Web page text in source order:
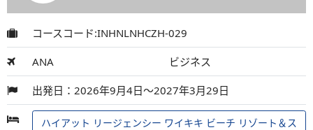
コースコード:INHNLNHCZH-029
ANA ビジネス
出発日：2026年9月4日～2027年3月29日
ハイアット リージェンシー ワイキキ ビーチ リゾート＆ス